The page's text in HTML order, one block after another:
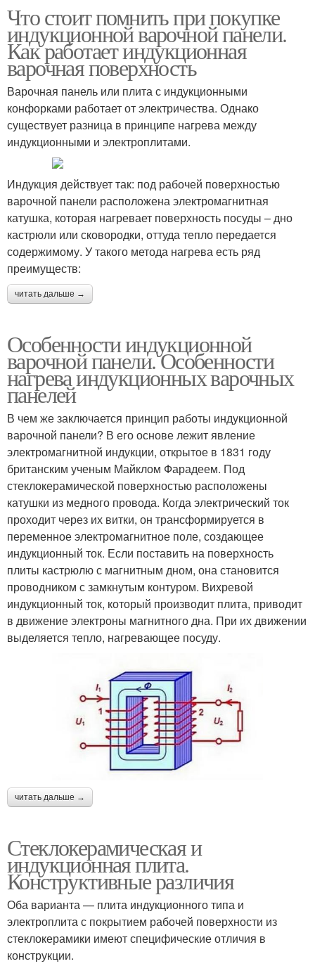
Что стоит помнить при покупке
индукционной варочной панели.
Как работает индукционная
варочная поверхность
Варочная панель или плита с индукционными
конфорками работает от электричества. Однако
существует разница в принципе нагрева между
индукционными и электроплитами.
Индукция действует так: под рабочей поверхностью
варочной панели расположена электромагнитная
катушка, которая нагревает поверхность посуды – дно
кастрюли или сковородки, оттуда тепло передается
содержимому. У такого метода нагрева есть ряд
преимуществ:
читать дальше →
Особенности индукционной
варочной панели. Особенности
нагрева индукционных варочных
панелей
В чем же заключается принцип работы индукционной
варочной панели? В его основе лежит явление
электромагнитной индукции, открытое в 1831 году
британским ученым Майклом Фарадеем. Под
стеклокерамической поверхностью расположены
катушки из медного провода. Когда электрический ток
проходит через их витки, он трансформируется в
переменное электромагнитное поле, создающее
индукционный ток. Если поставить на поверхность
плиты кастрюлю с магнитным дном, она становится
проводником с замкнутым контуром. Вихревой
индукционный ток, который производит плита, приводит
в движение электроны магнитного дна. При их движении
выделяется тепло, нагревающее посуду.
читать дальше →
Стеклокерамическая и
индукционная плита.
Конструктивные различия
Оба варианта — плита индукционного типа и
электроплита с покрытием рабочей поверхности из
стеклокерамики имеют специфические отличия в
конструкции.